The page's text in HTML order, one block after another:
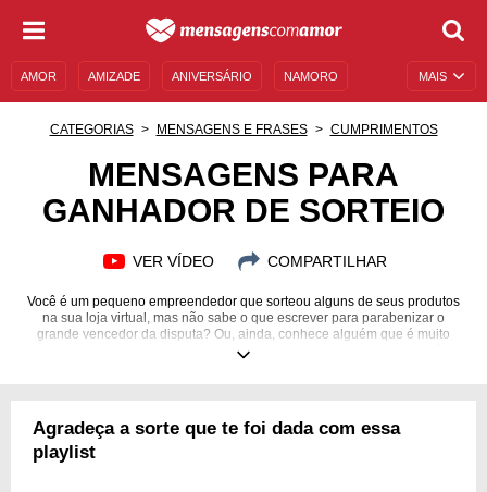
MAIS
AMOR AMIZADE ANIVERSÁRIO NAMORO
MENSAGENS E FRASES MENSAGENS DE ANIVERSÁRIO
CATEGORIAS MENSAGENS E FRASES CUMPRIMENTOS
MENSAGENS PARA
GANHADOR DE SORTEIO
VER VÍDEO COMPARTILHAR
Você é um pequeno empreendedor que sorteou alguns de seus produtos
na sua loja virtual, mas não sabe o que escrever para parabenizar o
grande vencedor da disputa? Ou, ainda, conhece alguém que é muito
sortudo e acabou ganhando um sorteio que queria muito, mas também
quem sabe, você poderá comemorar a chegada do prêmio junto ao
Agradeça a sorte que te foi dada com essa
playlist